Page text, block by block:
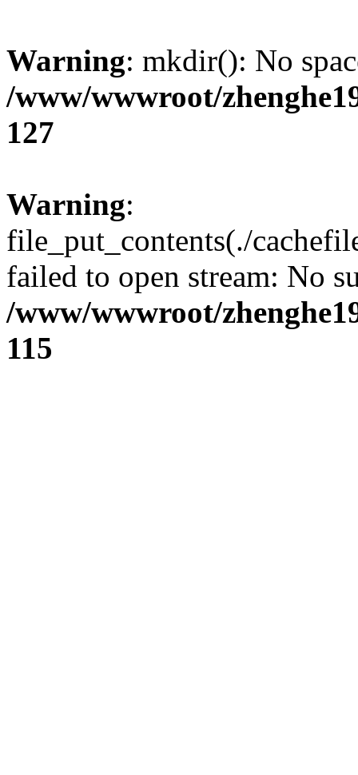
Warning: mkdir(): No
/www/wwwroot/
127
Warning:
file_put_contents(./
failed to open stream: No
/www/wwwroot/
115